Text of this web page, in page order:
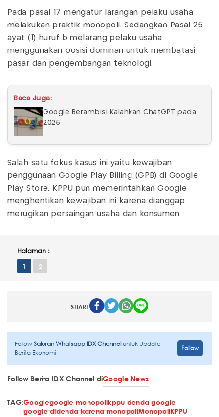
Pada pasal 17 mengatur larangan pelaku usaha
melakukan praktik monopoli. Sedangkan Pasal 25
ayat (1) huruf b melarang pelaku usaha
menggunakan posisi dominan untuk membatasi
pasar dan pengembangan teknologi.
Baca Juga:
Google Berambisi Kalahkan ChatGPT pada
2025
Salah satu fokus kasus ini yaitu kewajiban
penggunaan Google Play Billing (GPB) di Google
Play Store. KPPU pun memerintahkan Google
menghentikan kewajiban ini karena dianggap
merugikan persaingan usaha dan konsumen.
Halaman :
1 2
SHARE
FollowSaluran Whatsapp IDX Channeluntuk Update
Berita Ekonomi
Follow
Follow Berita IDX Channel diGoogle News
TAG:Googlegoogle monopolikppu denda google
google didenda karena monopoliMonopoliKPPU